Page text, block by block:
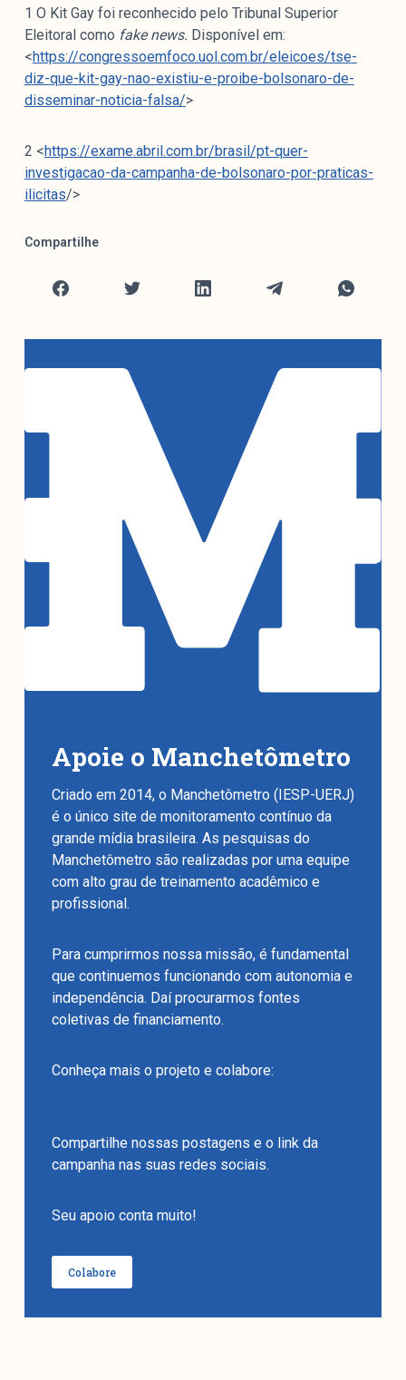
1 O Kit Gay foi reconhecido pelo Tribunal Superior
Eleitoral como fake news. Disponível em:
<https://congressoemfoco.uol.com.br/eleicoes/tse-
diz-que-kit-gay-nao-existiu-e-proibe-bolsonaro-de-
disseminar-noticia-falsa/>
2 <https://exame.abril.com.br/brasil/pt-quer-
investigacao-da-campanha-de-bolsonaro-por-praticas-
ilicitas/>
Compartilhe
Apoie o Manchetômetro
Criado em 2014, o Manchetômetro (IESP-UERJ)
é o único site de monitoramento contínuo da
grande mídia brasileira. As pesquisas do
Manchetômetro são realizadas por uma equipe
com alto grau de treinamento acadêmico e
profissional.
Para cumprirmos nossa missão, é fundamental
que continuemos funcionando com autonomia e
independência. Daí procurarmos fontes
coletivas de financiamento.
Conheça mais o projeto e colabore:
Compartilhe nossas postagens e o link da
campanha nas suas redes sociais.
Seu apoio conta muito!
Colabore